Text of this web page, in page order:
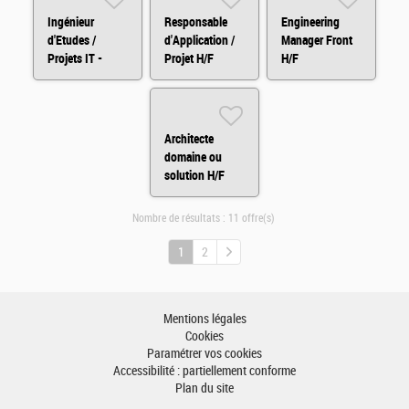
Ingénieur
d'Etudes /
Projets IT -
H/F/X
Responsable
d'Application /
Projet H/F
Engineering
Manager Front
H/F
Architecte
domaine ou
solution H/F
Nombre de résultats : 11 offre(s)
1 2
Mentions légales
Cookies
Paramétrer vos cookies
Accessibilité : partiellement conforme
Plan du site